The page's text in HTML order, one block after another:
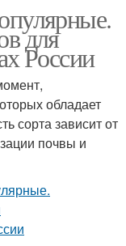
для
России
обладает
сорта зависит от
почвы и